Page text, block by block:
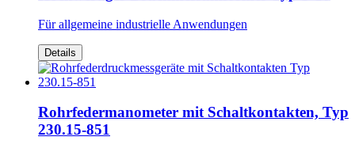
Für allgemeine industrielle Anwendungen
Details
Rohrfedermanometer mit Schaltkontakten, Typ
230.15-851